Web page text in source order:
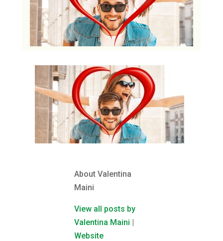
About Valentina
Maini
View all posts by
Valentina Maini |
Website